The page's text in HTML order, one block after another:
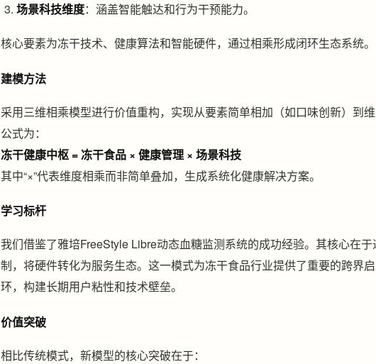
场景科技维度：涵盖智能触达和行为干预能力。
核心要素为冻干技术、健康算法和智能硬件，通过相乘形成闭环生态系统。
建模方法
采用三维相乘模型进行价值重构，实现从要素简单相加（如口味创新）到
公式为：
冻干健康中枢 = 冻干食品 × 健康管理 × 场景科技
其中“×”代表维度相乘而非简单叠加，生成系统化健康解决方案。
学习标杆
我们借鉴了雅培FreeStyle Libre动态血糖监测系统的成功经验。其核心在于
制，将硬件转化为服务生态。这一模式为冻干食品行业提供了重要的跨界
环，构建长期用户粘性和技术壁垒。
价值突破
相比传统模式，新模型的核心突破在于：